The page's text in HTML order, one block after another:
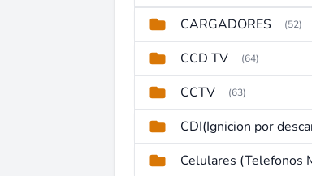
CARGADORES (52)
CCD TV (64)
CCTV (63)